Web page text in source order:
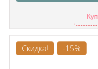
Скидка! -15%